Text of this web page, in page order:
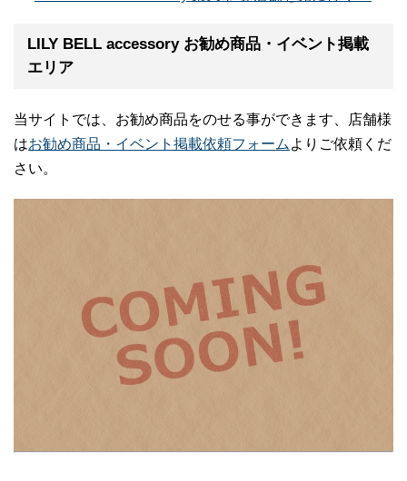
LILY BELL accessory お勧め商品・イベント掲載
エリア
当サイトでは、お勧め商品をのせる事ができます、店舗様
はお勧め商品・イベント掲載依頼フォーム よりご依頼くだ
さい。